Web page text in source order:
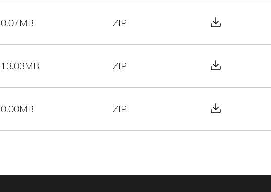
0.07MB ZIP Download
13.03MB ZIP Download
0.00MB ZIP Download